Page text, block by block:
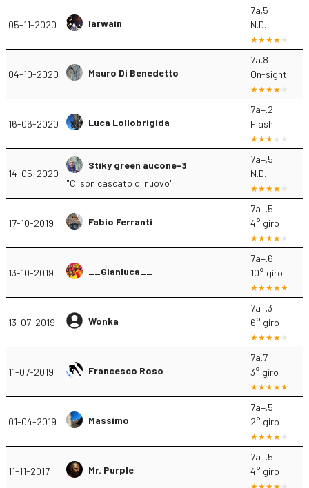
05-11-2020 Iarwain
7a.5
N.D.
04-10-2020 Mauro Di Benedetto
7a.8
On-sight
16-06-2020 Luca Lollobrigida
7a+.2
Flash
14-05-2020
Stiky green aucone-3
"Ci son cascato di nuovo"
7a+.5
N.D.
17-10-2019 Fabio Ferranti
7a+.5
4° giro
13-10-2019 __Gianluca__
7a+.6
10° giro
13-07-2019 Wonka
7a+.3
6° giro
11-07-2019 Francesco Roso
7a.7
3° giro
01-04-2019 Massimo
7a+.5
2° giro
11-11-2017 Mr. Purple
7a+.5
4° giro